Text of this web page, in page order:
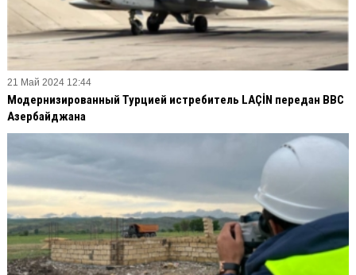
21 Май 2024 12:44
Модернизированный Турцией истребитель LAÇİN передан ВВС
Азербайджана